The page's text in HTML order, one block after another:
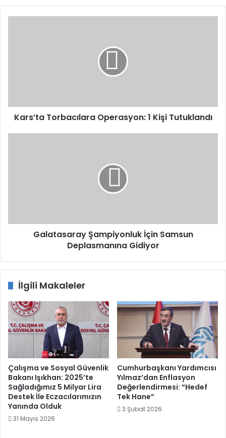
Kars’ta Torbacılara Operasyon: 1 Kişi Tutuklandı
Galatasaray Şampiyonluk İçin Samsun
Deplasmanına Gidiyor
İlgili Makaleler
Çalışma ve Sosyal Güvenlik
Bakanı Işıkhan: 2025’te
Sağladığımız 5 Milyar Lira
Destek İle Eczacılarımızın
Yanında Olduk
31 Mayıs 2026
Cumhurbaşkanı Yardımcısı
Yılmaz’dan Enflasyon
Değerlendirmesi: “Hedef
Tek Hane”
3 Şubat 2026